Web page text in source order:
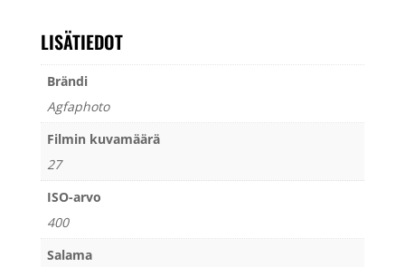
LISÄTIEDOT
Brändi
Agfaphoto
Filmin kuvamäärä
27
ISO-arvo
400
Salama